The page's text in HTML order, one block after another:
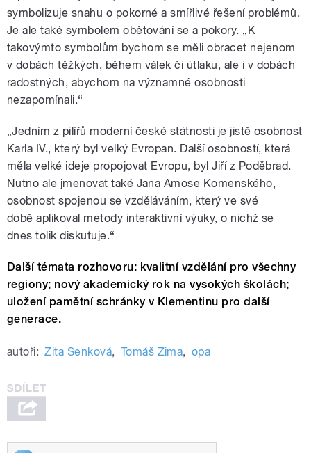
symbolizuje snahu o pokorné a smířlivé řešení problémů.
Je ale také symbolem obětování se a pokory. „ K
takovýmto symbolům bychom se měli obracet nejenom
v dobách těžkých, během válek či útlaku, ale i v dobách
radostných, abychom na významné osobnosti
nezapomínali.“
„Jedním z pilířů moderní české státnosti je jistě osobnost
Karla IV., který byl velký Evropan. Další osobností, která
měla velké ideje propojovat Evropu, byl Jiří z Poděbrad.
Nutno ale jmenovat také Jana Amose Komenského,
osobnost spojenou se vzděláváním, který ve své
době aplikoval metody interaktivní výuky, o nichž se
dnes tolik diskutuje.“
Další témata rozhovoru: kvalitní vzdělání pro všechny
regiony; nový akademický rok na vysokých školách;
uložení pamětní schránky v Klementinu pro další
generace.
autoři: Zita Senková, Tomáš Zima, opa